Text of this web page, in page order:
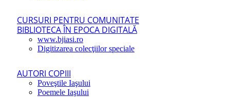
CURSURI PENTRU COMUNITATE
BIBLIOTECA ÎN EPOCA DIGITALĂ
www.bjiasi.ro
Digitizarea colecţiilor speciale
AUTORI COPIII
Poveştile Iaşului
Poemele Iaşului